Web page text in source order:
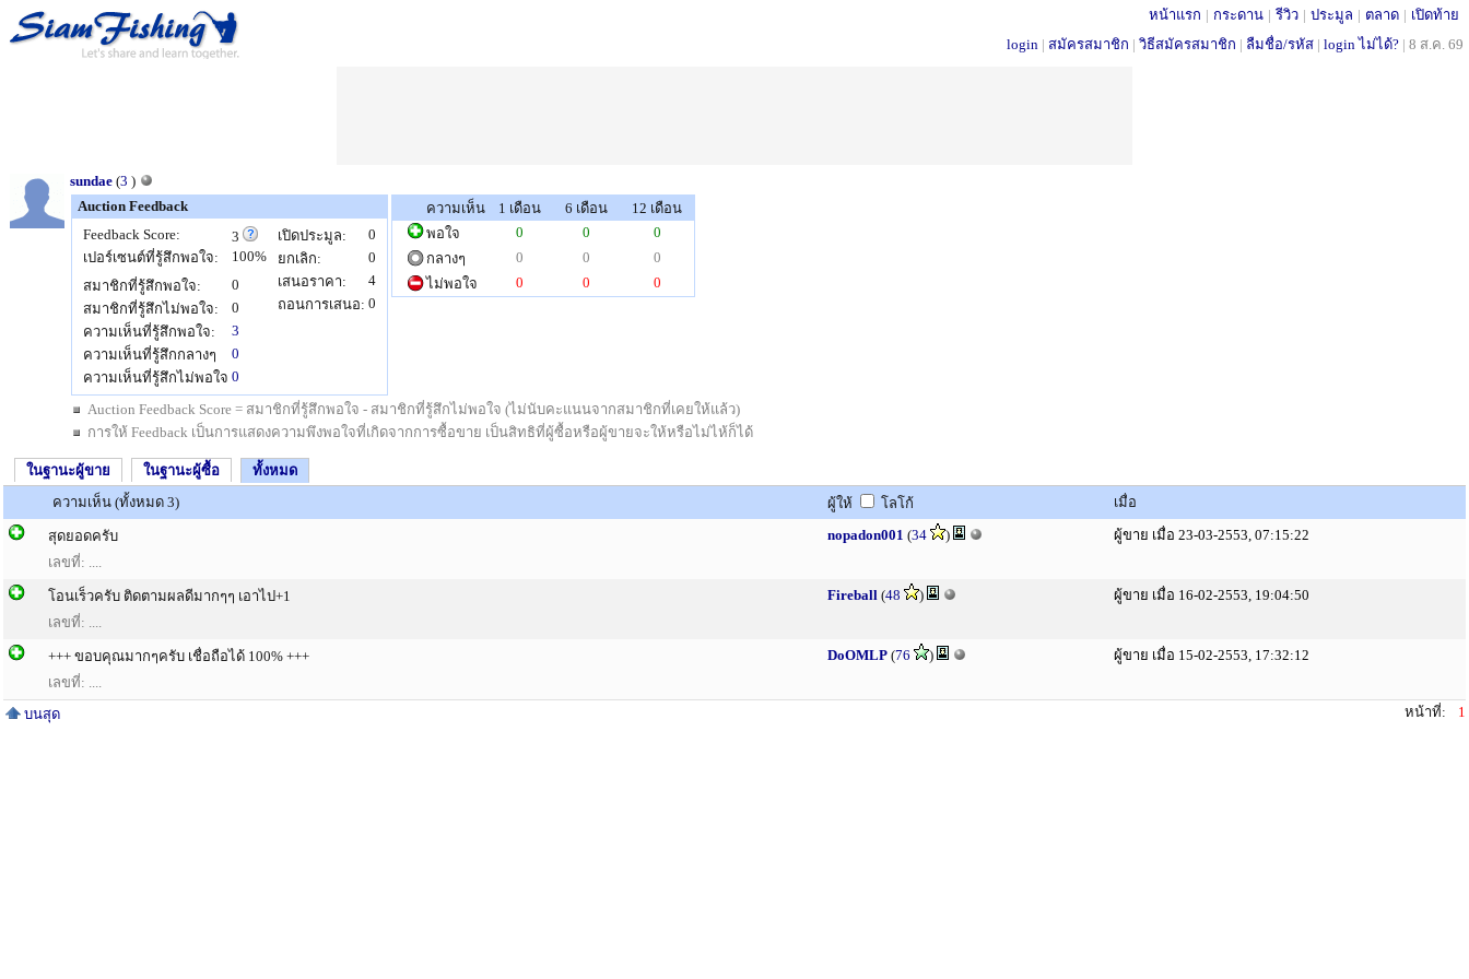
หน้าแรก | กระดาน | รีวิว | ประมูล | ตลาด | เปิดท้าย
login | สมัครสมาชิก | วิธีสมัครสมาชิก | ลืมชื่อ/รหัส | login ไม่ได้? | 8 ส.ค. 69
sundae (3 )
Auction Feedback
Feedback Score:
3
เปอร์เซนต์ที่รู้สึกพอใจ:
100%
สมาชิกที่รู้สึกพอใจ:
0
สมาชิกที่รู้สึกไม่พอใจ:
0
ความเห็นที่รู้สึกพอใจ:
3
ความเห็นที่รู้สึกกลางๆ
0
ความเห็นที่รู้สึกไม่พอใจ 0
เปิดประมูล:
0
ยกเลิก:
0
เสนอราคา:
4
ถอนการเสนอ: 0
ความเห็น 1 เดือน 6 เดือน
12 เดือน
พอใจ
0 0
0
กลางๆ
0 0
0
ไม่พอใจ
0 0 0
Auction Feedback Score = สมาชิกที่รู้สึกพอใจ - สมาชิกที่รู้สึกไม่พอใจ (ไม่นับคะแนนจากสมาชิกที่เคยให้แล้ว)
การให้ Feedback เป็นการแสดงความพึงพอใจที่เกิดจากการซื้อขาย เป็นสิทธิที่ผู้ซื้อหรือผู้ขายจะให้หรือไม่ไห้ก็ได้
ในฐานะผู้ขาย ในฐานะผู้ซื้อ
ทั้งหมด
ความเห็น (ทั้งหมด 3)
ผู้ให้ โลโก้ เมื่อ
สุดยอดครับ
เลขที่: ....
nopadon001 (34 ) ผู้ขาย เมื่อ 23-03-2553, 07:15:22
โอนเร็วครับ ติดตามผลดีมากๆๆ เอาไป+1
เลขที่: ....
Fireball (48 ) ผู้ขาย เมื่อ 16-02-2553, 19:04:50
+++ ขอบคุณมากๆครับ เชื่อถือได้ 100% +++
เลขที่: ....
DoOMLP (76 ) ผู้ขาย เมื่อ 15-02-2553, 17:32:12
บนสุด หน้าที่: 1